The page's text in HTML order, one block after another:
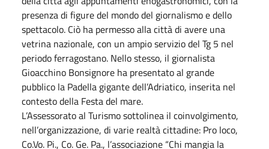
presenza di figure del mondo del giornalismo e dello
spettacolo. Ciò ha permesso alla città di avere una
vetrina nazionale, con un ampio servizio del Tg 5 nel
periodo ferragostano. Nello stesso, il giornalista
Gioacchino Bonsignore ha presentato al grande
pubblico la Padella gigante dell’Adriatico, inserita nel
contesto della Festa del mare.
L’Assessorato al Turismo sottolinea il coinvolgimento,
nell’organizzazione, di varie realtà cittadine: Pro loco,
Co.Vo. Pi., Co. Ge. Pa., l’associazione “Chi mangia la